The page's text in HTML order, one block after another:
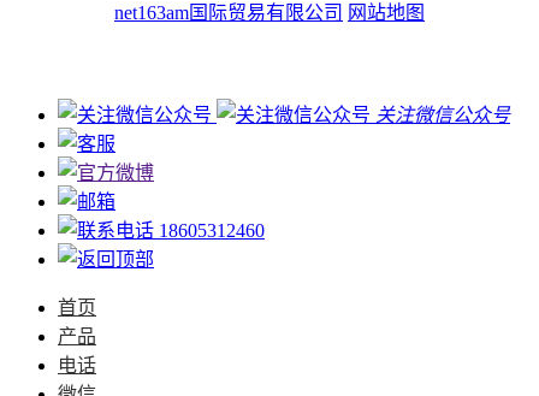
net163am国际贸易有限公司 网站地图
关注微信公众号
18605312460
首页
产品
电话